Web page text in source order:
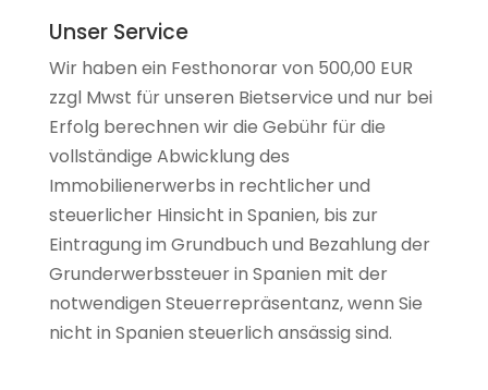
Unser Service
Wir haben ein Festhonorar von 500,00 EUR
zzgl Mwst für unseren Bietservice und nur bei
Erfolg berechnen wir die Gebühr für die
vollständige Abwicklung des
Immobilienerwerbs in rechtlicher und
steuerlicher Hinsicht in Spanien, bis zur
Eintragung im Grundbuch und Bezahlung der
Grunderwerbssteuer in Spanien mit der
notwendigen Steuerrepräsentanz, wenn Sie
nicht in Spanien steuerlich ansässig sind.